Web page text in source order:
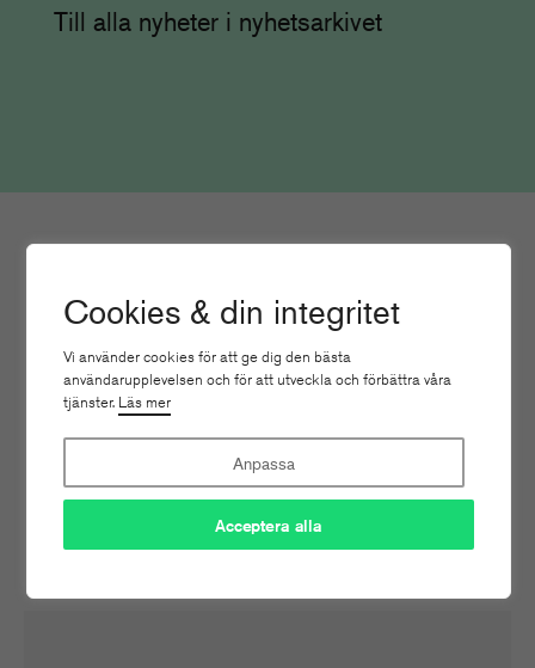
Cookies & din integritet
Vi använder cookies för att ge dig den bästa
användarupplevelsen och för att utveckla och förbättra våra
tjänster. Läs mer
Anpassa
Acceptera alla
Till alla nyheter i nyhetsarkivet